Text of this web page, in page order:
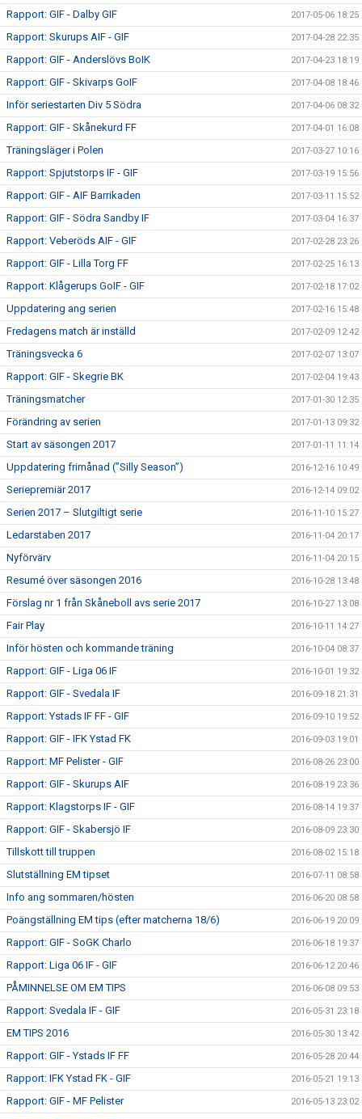
Rapport: GIF - Dalby GIF 2017-05-06 18:25
Rapport: Skurups AIF - GIF 2017-04-28 22:35
Rapport: GIF - Anderslövs BoIK 2017-04-23 18:19
Rapport: GIF - Skivarps GoIF 2017-04-08 18:46
Inför seriestarten Div 5 Södra 2017-04-06 08:32
Rapport: GIF - Skånekurd FF 2017-04-01 16:08
Träningsläger i Polen 2017-03-27 10:16
Rapport: Spjutstorps IF - GIF 2017-03-19 15:56
Rapport: GIF - AIF Barrikaden 2017-03-11 15:52
Rapport: GIF - Södra Sandby IF 2017-03-04 16:37
Rapport: Veberöds AIF - GIF 2017-02-28 23:26
Rapport: GIF - Lilla Torg FF 2017-02-25 16:13
Rapport: Klågerups GoIF - GIF 2017-02-18 17:02
Uppdatering ang serien 2017-02-16 15:48
Fredagens match är inställd 2017-02-09 12:42
Träningsvecka 6 2017-02-07 13:07
Rapport: GIF - Skegrie BK 2017-02-04 19:43
Träningsmatcher 2017-01-30 12:35
Förändring av serien 2017-01-13 09:32
Start av säsongen 2017 2017-01-11 11:14
Uppdatering frimånad (”Silly Season”) 2016-12-16 10:49
Seriepremiär 2017 2016-12-14 09:02
Serien 2017 – Slutgiltigt serie 2016-11-10 15:27
Ledarstaben 2017 2016-11-04 20:17
Nyförvärv 2016-11-04 20:15
Resumé över säsongen 2016 2016-10-28 13:48
Förslag nr 1 från Skåneboll avs serie 2017 2016-10-27 13:08
Fair Play 2016-10-11 14:27
Inför hösten och kommande träning 2016-10-04 08:37
Rapport: GIF - Liga 06 IF 2016-10-01 19:32
Rapport: GIF - Svedala IF 2016-09-18 21:31
Rapport: Ystads IF FF - GIF 2016-09-10 19:52
Rapport: GIF - IFK Ystad FK 2016-09-03 19:01
Rapport: MF Pelister - GIF 2016-08-26 23:00
Rapport: GIF - Skurups AIF 2016-08-19 23:36
Rapport: Klagstorps IF - GIF 2016-08-14 19:37
Rapport: GIF - Skabersjö IF 2016-08-09 23:30
Tillskott till truppen 2016-08-02 15:18
Slutställning EM tipset 2016-07-11 08:58
Info ang sommaren/hösten 2016-06-20 08:58
Poängställning EM tips (efter matcherna 18/6) 2016-06-19 20:09
Rapport: GIF - SoGK Charlo 2016-06-18 19:37
Rapport: Liga 06 IF - GIF 2016-06-12 20:46
PÅMINNELSE OM EM TIPS 2016-06-08 09:53
Rapport: Svedala IF - GIF 2016-05-31 23:18
EM TIPS 2016 2016-05-30 13:42
Rapport: GIF - Ystads IF FF 2016-05-28 20:44
Rapport: IFK Ystad FK - GIF 2016-05-21 19:13
Rapport: GIF - MF Pelister 2016-05-13 23:02